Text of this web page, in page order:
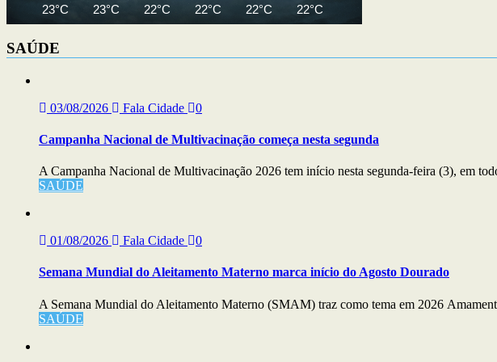
23°C 23°C 22°C 22°C 22°C 22°C
SAÚDE
03/08/2026 Fala Cidade 0
Campanha Nacional de Multivacinação começa nesta segunda
A Campanha Nacional de Multivacinação 2026 tem início nesta segunda-feira (3), em
SAÚDE
01/08/2026 Fala Cidade 0
Semana Mundial do Aleitamento Materno marca início do Agosto Dourado
A Semana Mundial do Aleitamento Materno (SMAM) traz como tema em 2026
SAÚDE